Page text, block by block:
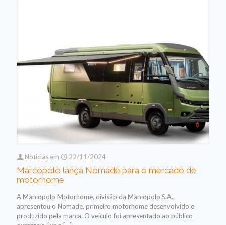
Noticias em 22/11/2024
Marcopolo lança Nomade para o mercado de
motorhome
A Marcopolo Motorhome, divisão da Marcopolo S.A.,
apresentou o Nomade, primeiro motorhome desenvolvido e
produzido pela marca. O veículo foi apresentado ao público